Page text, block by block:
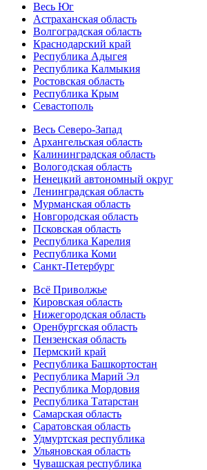
Весь Юг
Астраханская область
Волгоградская область
Краснодарский край
Республика Адыгея
Республика Калмыкия
Ростовская область
Республика Крым
Севастополь
Весь Северо-Запад
Архангельская область
Калининградская область
Вологодская область
Ненецкий автономный округ
Ленинградская область
Мурманская область
Новгородская область
Псковская область
Республика Карелия
Республика Коми
Санкт-Петербург
Всё Приволжье
Кировская область
Нижегородская область
Оренбургская область
Пензенская область
Пермский край
Республика Башкортостан
Республика Марий Эл
Республика Мордовия
Республика Татарстан
Самарская область
Саратовская область
Удмуртская республика
Ульяновская область
Чувашская республика